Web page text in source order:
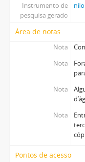
Instrumento de
pesquisa gerado
Área de notas
Nota
Nota
Nota
Nota
Pontos de acesso